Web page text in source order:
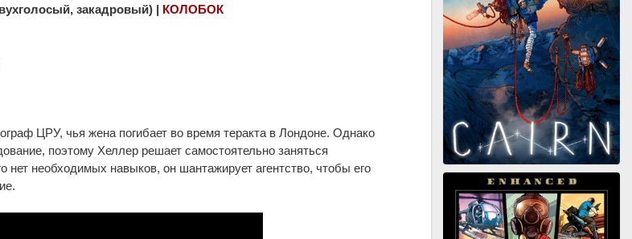
закадровый) | КОЛОБОК
ЦРУ, чья жена погибает во время теракта в Лондоне. Однако
поэтому Хеллер решает самостоятельно заняться
нет необходимых навыков, он шантажирует агентство, чтобы его